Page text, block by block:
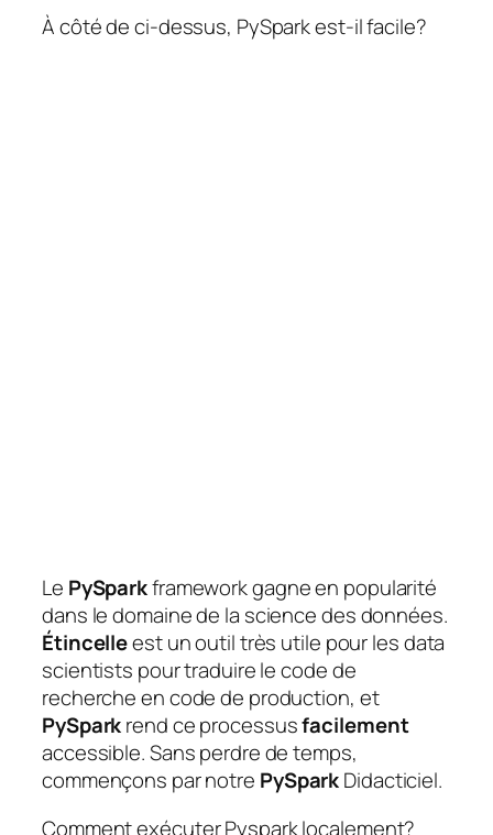
À côté de ci-dessus, PySpark est-il facile?
Le PySparkframework gagne en popularité
dans le domaine de la science des données.
Étincelleest un outil très utile pour les data
scientists pour traduire le code de
recherche en code de production, et
PySparkrend ce processusfacilement
accessible. Sans perdre de temps,
commençons par notre PySparkDidacticiel.
Comment exécuter Pyspark localement?